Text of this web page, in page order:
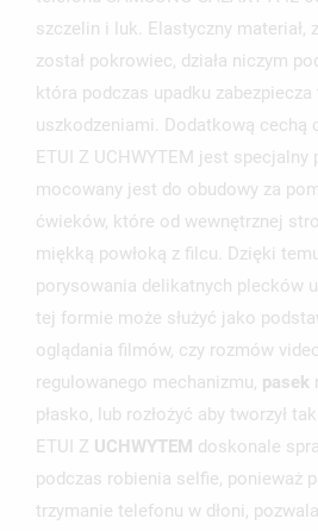
szczelin i luk. Elastyczny materiał,
został pokrowiec, działa niczym
która podczas upadku zabezpiecza
uszkodzeniami. Dodatkową cechą
ETUI Z UCHWYTEM jest specjalny
mocowany jest do obudowy za
ćwieków, które od wewnętrznej
miękką powłoką z filcu. Dzięki
porysowania delikatnych plecków
tej formie może służyć jako
oglądania filmów, czy rozmów
regulowanego mechanizmu, pasek
płasko, lub rozłożyć aby tworzył
ETUI Z UCHWYTEM doskonale
podczas robienia selfie, ponieważ
trzymanie telefonu w dłoni,
MOJE LISTY ŻYCZEŃ
add_circle_outline
UTWÓRZ LISTĘ
NAZWA LISTY ŻYCZEŃ
ANULUJ
ZALOGUJ SIĘ
MUSISZ BYĆ ZALOGOWANY BY
SWOJEJ LIŚCIE ŻYCZEŃ.
ANULUJ